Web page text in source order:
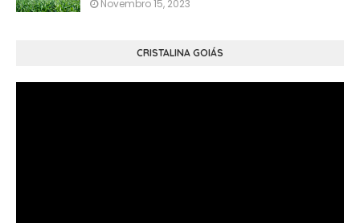
Novembro 15, 2023
CRISTALINA GOIÁS